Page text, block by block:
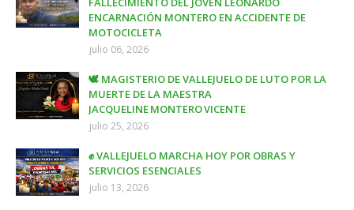
ENCARNACIÓN MONTERO EN ACCIDENTE DE
MOTOCICLETA
julio 06, 2026
🕊️ MAGISTERIO DE VALLEJUELO DE LUTO POR LA
MUERTE DE LA MAESTRA
JACQUELINE MONTERO VICENTE
julio 25, 2026
✊ VALLEJUELO MARCHA HOY POR OBRAS Y
SERVICIOS ESENCIALES
julio 13, 2026